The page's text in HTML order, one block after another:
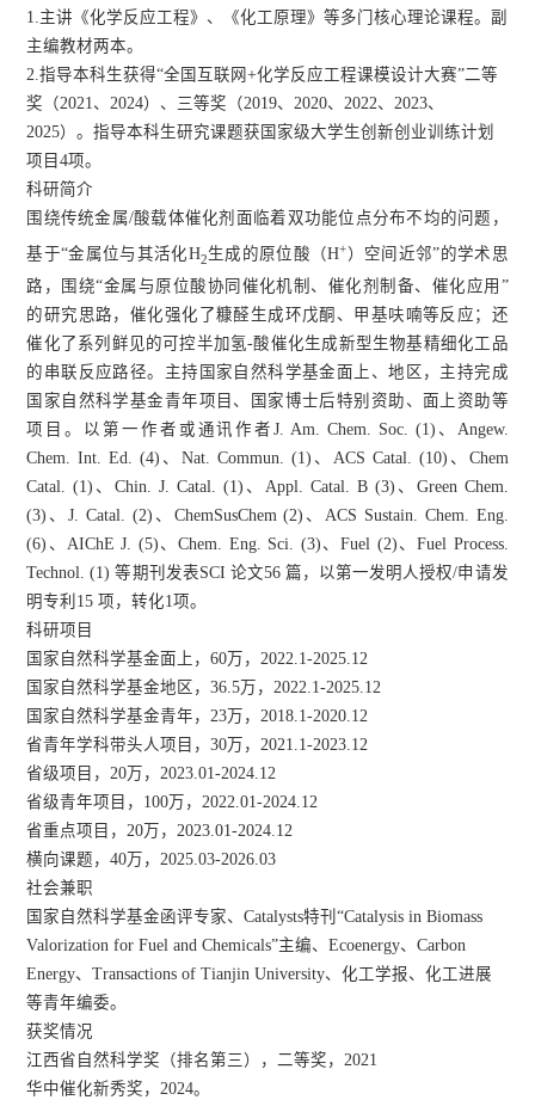
1.主讲《化学反应工程》、《化工原理》等多门核心理论课程。副
主编教材两本。
2.指导本科生获得“全国互联网+化学反应工程课模设计大赛”二等
奖（2021、2024）、三等奖（2019、2020、2022、2023、
2025）。指导本科生研究课题获国家级大学生创新创业训练计划
项目4项。
科研简介
围绕传统金属/酸载体催化剂面临着双功能位点分布不均的问题，
基于“金属位与其活化H2生成的原位酸（H+）空间近邻”的学术思
路，围绕“金属与原位酸协同催化机制、催化剂制备、催化应用”
的研究思路 ， 催化强化了糠醛生成环戊酮、甲基呋喃等反应 ；还
催化了系列鲜见的可控半加氢-酸催化生成新型生物基精细化工品
的串联反应路径。主持国家自然科学基金面上、地区 ， 主持完成
国家自然科学基金青年项目、国家博士后特别资助、面上资助等
项目。以第一作者或通讯作者J. Am. Chem. Soc. (1) 、Angew.
Chem. Int. Ed. (4) 、Nat. Commun. (1)、ACS Catal. (10)、Chem
Catal. (1)、Chin. J. Catal. (1)、 Appl. Catal. B(3)、Green Chem.
(3)、J. Catal. (2)、ChemSusChem (2)、ACS Sustain. Chem. Eng.
(6)、AIChE J. (5)、Chem. Eng. Sci. (3) 、Fuel (2)、Fuel Process.
Technol. (1) 等期刊发表SCI 论文56 篇，以第一发明人授权/申请发
明专利 15 项，转化1项。
科研项目
国家自然科学基金面上，60万，2022.1-2025.12
国家自然科学基金地区，36.5万，2022.1-2025.12
国家自然科学基金青年，23万，2018.1-2020.12
省青年学科带头人项目，30万，2021.1-2023.12
省级项目，20万，2023.01-2024.12
省级青年项目，100万，2022.01-2024.12
省重点项目，20万，2023.01-2024.12
横向课题，40万，2025.03-2026.03
社会兼职
国家自然科学基金函评专家、Catalysts特刊“Catalysis in Biomass
Valorization for Fuel and Chemicals”主编、Ecoenergy、Carbon
Energy、Transactions of Tianjin University、化工学报、化工进展
等青年编委。
获奖情况
江西省自然科学奖（排名第三）
，二等奖，2021
华中催化新秀奖，2024。